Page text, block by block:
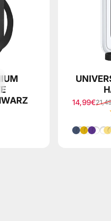
14,99€
Normaler
BlauDunkel